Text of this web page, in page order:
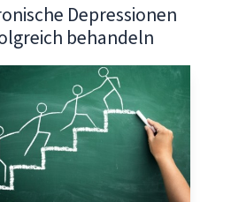
Depressionen
behandeln